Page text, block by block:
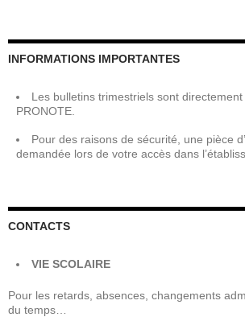
INFORMATIONS IMPORTANTES
Les bulletins trimestriels sont
PRONOTE.
Pour des raisons de sécurité, une pièce
demandée lors de votre accès dans
CONTACTS
VIE SCOLAIRE
Pour les retards, absences, changements
du temps…